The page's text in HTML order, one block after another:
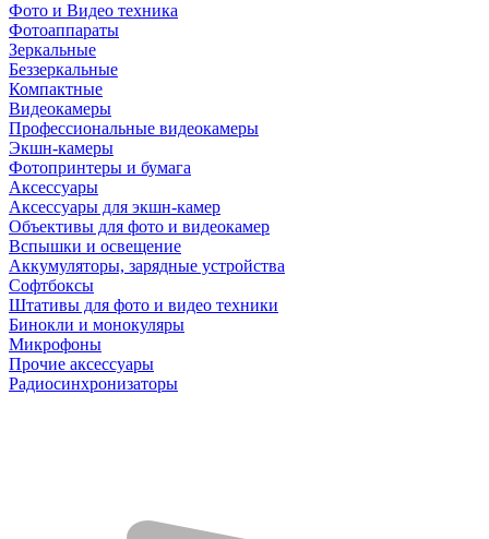
Фото и Видео техника
Фотоаппараты
Зеркальные
Беззеркальные
Компактные
Видеокамеры
Профессиональные видеокамеры
Экшн-камеры
Фотопринтеры и бумага
Аксессуары
Аксессуары для экшн-камер
Объективы для фото и видеокамер
Вспышки и освещение
Аккумуляторы, зарядные устройства
Софтбоксы
Штативы для фото и видео техники
Бинокли и монокуляры
Микрофоны
Прочие аксессуары
Радиосинхронизаторы